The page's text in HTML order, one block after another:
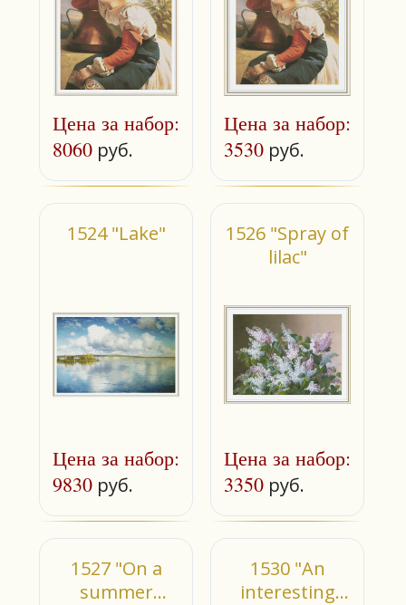
Цена за набор:
8060 руб.
Цена за набор:
3530 руб.
1524 "Lake"
Цена за набор:
9830 руб.
1526 "Spray of
lilac"
Цена за набор:
3350 руб.
1527 "On a
summer
1530 "An
interesting